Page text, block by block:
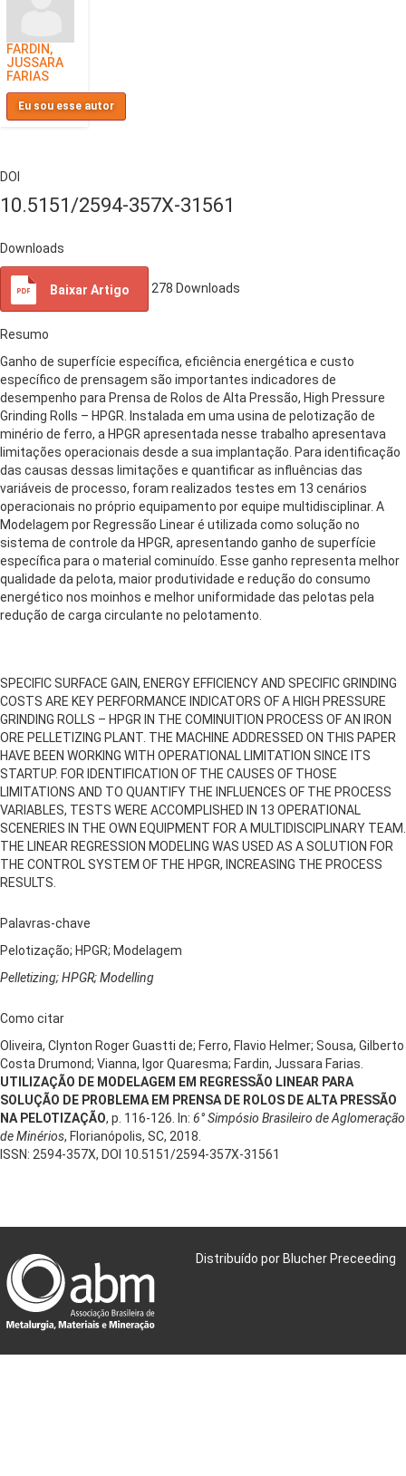
FARDIN,
JUSSARA
FARIAS
Eu sou esse autor
DOI
10.5151/2594-357X-31561
Downloads
Baixar Artigo 278 Downloads
Resumo
Ganho de superfície específica, eficiência energética e custo
específico de prensagem são importantes indicadores de
desempenho para Prensa de Rolos de Alta Pressão, High Pressure
Grinding Rolls – HPGR. Instalada em uma usina de pelotização de
minério de ferro, a HPGR apresentada nesse trabalho apresentava
limitações operacionais desde a sua implantação. Para identificação
das causas dessas limitações e quantificar as influências das
variáveis de processo, foram realizados testes em 13 cenários
operacionais no próprio equipamento por equipe multidisciplinar. A
Modelagem por Regressão Linear é utilizada como solução no
sistema de controle da HPGR, apresentando ganho de superfície
específica para o material cominuído. Esse ganho representa melhor
qualidade da pelota, maior produtividade e redução do consumo
energético nos moinhos e melhor uniformidade das pelotas pela
redução de carga circulante no pelotamento.
SPECIFIC SURFACE GAIN, ENERGY EFFICIENCY AND SPECIFIC GRINDING
COSTS ARE KEY PERFORMANCE INDICATORS OF A HIGH PRESSURE
GRINDING ROLLS – HPGR IN THE COMINUITION PROCESS OF AN IRON
ORE PELLETIZING PLANT. THE MACHINE ADDRESSED ON THIS PAPER
HAVE BEEN WORKING WITH OPERATIONAL LIMITATION SINCE ITS
STARTUP. FOR IDENTIFICATION OF THE CAUSES OF THOSE
LIMITATIONS AND TO QUANTIFY THE INFLUENCES OF THE PROCESS
VARIABLES, TESTS WERE ACCOMPLISHED IN 13 OPERATIONAL
SCENERIES IN THE OWN EQUIPMENT FOR A MULTIDISCIPLINARY TEAM.
THE LINEAR REGRESSION MODELING WAS USED AS A SOLUTION FOR
THE CONTROL SYSTEM OF THE HPGR, INCREASING THE PROCESS
RESULTS.
Palavras-chave
Pelotização; HPGR; Modelagem
Pelletizing; HPGR; Modelling
Como citar
Oliveira, Clynton Roger Guastti de; Ferro, Flavio Helmer; Sousa, Gilberto
Costa Drumond; Vianna, Igor Quaresma; Fardin, Jussara Farias.
UTILIZAÇÃO DE MODELAGEM EM REGRESSÃO LINEAR PARA
SOLUÇÃO DE PROBLEMA EM PRENSA DE ROLOS DE ALTA PRESSÃO
NA PELOTIZAÇÃO, p. 116-126. In: 6° Simpósio Brasileiro de Aglomeração
de Minérios, Florianópolis, SC, 2018.
ISSN: 2594-357X, DOI 10.5151/2594-357X-31561
Distribuído por Blucher Preceeding